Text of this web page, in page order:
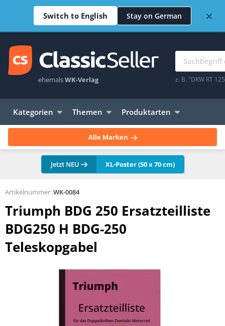
Switch to English Stay on German ×
ehemalsWK-Verlag z. B. "DKW RT
Kategorien Themen Produktarten
Alle Marken
Jetzt NEU XL-Poster (50 x 70 cm)
Triumph BDG 250 Ersatzteilliste
BDG250 H BDG-250
Teleskopgabel
Artikelnummer:WK-0084